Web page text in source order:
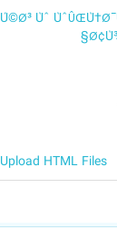
Upload HTML Files